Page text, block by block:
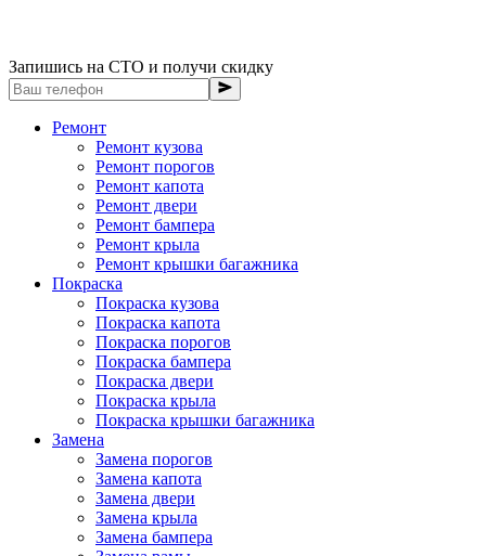
Запишись на СТО и получи скидку
Ремонт
Ремонт кузова
Ремонт порогов
Ремонт капота
Ремонт двери
Ремонт бампера
Ремонт крыла
Ремонт крышки багажника
Покраска
Покраска кузова
Покраска капота
Покраска порогов
Покраска бампера
Покраска двери
Покраска крыла
Покраска крышки багажника
Замена
Замена порогов
Замена капота
Замена двери
Замена крыла
Замена бампера